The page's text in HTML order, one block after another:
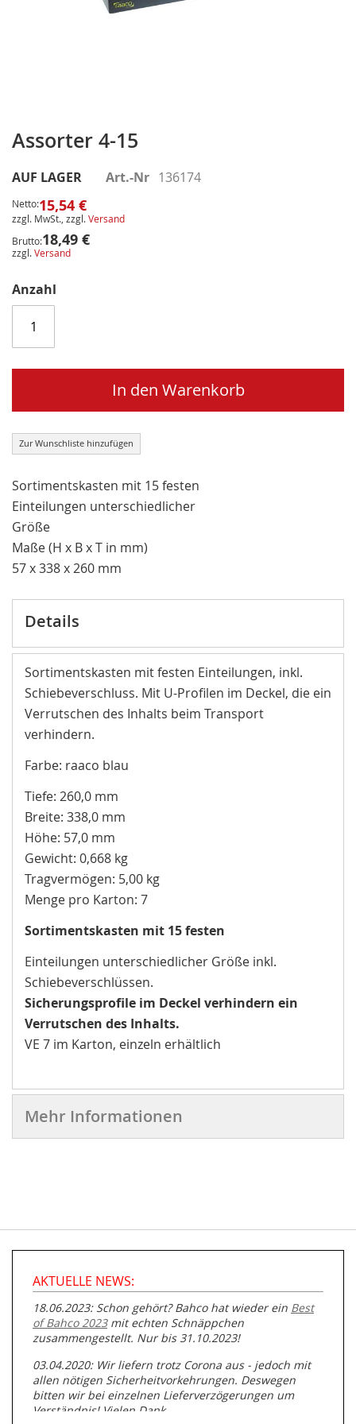
Assorter 4-15
AUF LAGER Art.-Nr 136174
Netto:15,54 €
zzgl. MwSt., zzgl.Versand
Brutto:18,49 €
zzgl.Versand
Anzahl
In den Warenkorb
Zur Wunschliste hinzufügen
Sortimentskasten mit 15 festen
Einteilungen unterschiedlicher
Größe
Maße (H x B x T in mm)
57 x 338 x 260 mm
Anfang
der
Bildergalerie
Details
Sortimentskasten mit festen Einteilungen, inkl.
Schiebeverschluss. Mit U-Profilen im Deckel, die ein
Verrutschen des Inhalts beim Transport
verhindern.
Farbe: raaco blau
Tiefe: 260,0 mm
Breite: 338,0 mm
Höhe: 57,0 mm
Gewicht: 0,668 kg
Tragvermögen: 5,00 kg
Menge pro Karton: 7
Sortimentskasten mit 15 festen
Einteilungen unterschiedlicher Größe inkl.
Schiebeverschlüssen.
Sicherungsprofile im Deckel verhindern ein
Verrutschen des Inhalts.
VE 7 im Karton, einzeln erhältlich
Mehr Informationen
AKTUELLE NEWS:
18.06.2023: Schon gehört? Bahco hat wieder ein Best
of Bahco 2023mit echten Schnäppchen
zusammengestellt. Nur bis 31.10.2023!
03.04.2020: Wir liefern trotz Corona aus - jedoch mit
allen nötigen Sicherheitvorkehrungen. Deswegen
bitten wir bei einzelnen Lieferverzögerungen um
Verständnis! Vielen Dank.